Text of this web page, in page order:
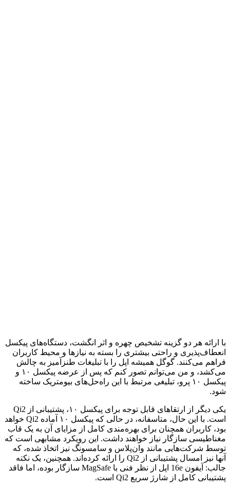
با ارائه هر دو گزینه تشخیص چهره و اثر انگشت، دستگاه‌های پیکسل
انعطاف‌پذیری و راحتی بیشتری را بسته به نیازها و محیط کاربران
فراهم می‌کنند. گوگل همیشه اپل را با تبلیغات طنزآمیز به چالش
می‌کشد، و من می‌توانم تصور کنم که پس از عرضه پیکسل ۱۰ و
پیکسل ۱۰ پرو، تبلیغی مرتبط با این راه‌حل‌های بیومتریک ساخته
شود.
یکی دیگر از ارتقاهای قابل توجه برای پیکسل ۱۰، پشتیبانی از Qi2
است. با این حال، متاسفانه، در حالی که پیکسل ۱۰ آماده Qi2 خواهد
بود، کاربران همچنان برای بهره‌مندی کامل از مزایای آن به یک قاب
مغناطیسی سازگار نیاز خواهند داشت. این رویکرد مشابهی است که
توسط شرکت‌هایی مانند وان‌پلاس و سامسونگ نیز اتخاذ شده، که
آنها نیز امسال پشتیبانی از Qi2 را ارائه کرده‌اند. همچنین، یک نکته
جالب: آیفون 16e اپل از نظر فنی با MagSafe سازگار بوده، اما فاقد
پشتیبانی کامل از شارژ سریع Qi2 است.